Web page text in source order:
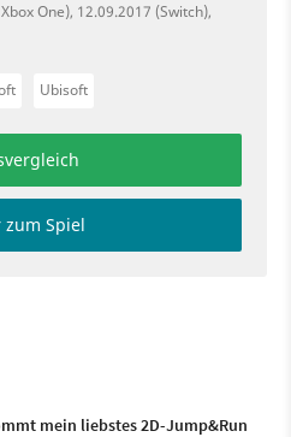
One), 12.09.2017 (Switch),
Ubisoft
zum Spiel
mein liebstes 2D-Jump&Run